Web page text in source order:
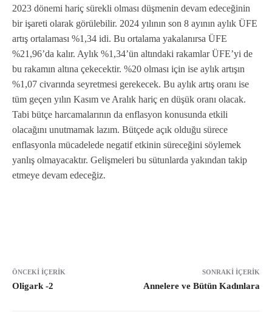
2023 dönemi hariç sürekli olması düşmenin devam edeceğinin
bir işareti olarak görülebilir. 2024 yılının son 8 ayının aylık ÜFE
artış ortalaması %1,34 idi. Bu ortalama yakalanırsa ÜFE
%21,96’da kalır. Aylık %1,34’ün altındaki rakamlar ÜFE’yi de
bu rakamın altına çekecektir. %20 olması için ise aylık artışın
%1,07 civarında seyretmesi gerekecek. Bu aylık artış oranı ise
tüm geçen yılın Kasım ve Aralık hariç en düşük oranı olacak.
Tabi bütçe harcamalarının da enflasyon konusunda etkili
olacağını unutmamak lazım. Bütçede açık olduğu sürece
enflasyonla mücadelede negatif etkinin süreceğini söylemek
yanlış olmayacaktır. Gelişmeleri bu sütunlarda yakından takip
etmeye devam edeceğiz.
ÖNCEKI İÇERIK
Oligark -2
SONRAKI İÇERIK
Annelere ve Bütün Kadınlara